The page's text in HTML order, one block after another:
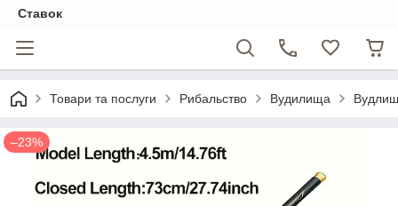
Ставок
Товари та послуги Рибальство Вудилища
–23%